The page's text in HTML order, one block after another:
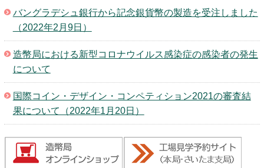
バングラデシュ銀行から記念銀貨幣の製造を受注しました
（2022年2月9日）
造幣局における新型コロナウイルス感染症の感染者の発生
について
国際コイン・デザイン・コンペティション2021の審査結
果について（2022年1月20日）